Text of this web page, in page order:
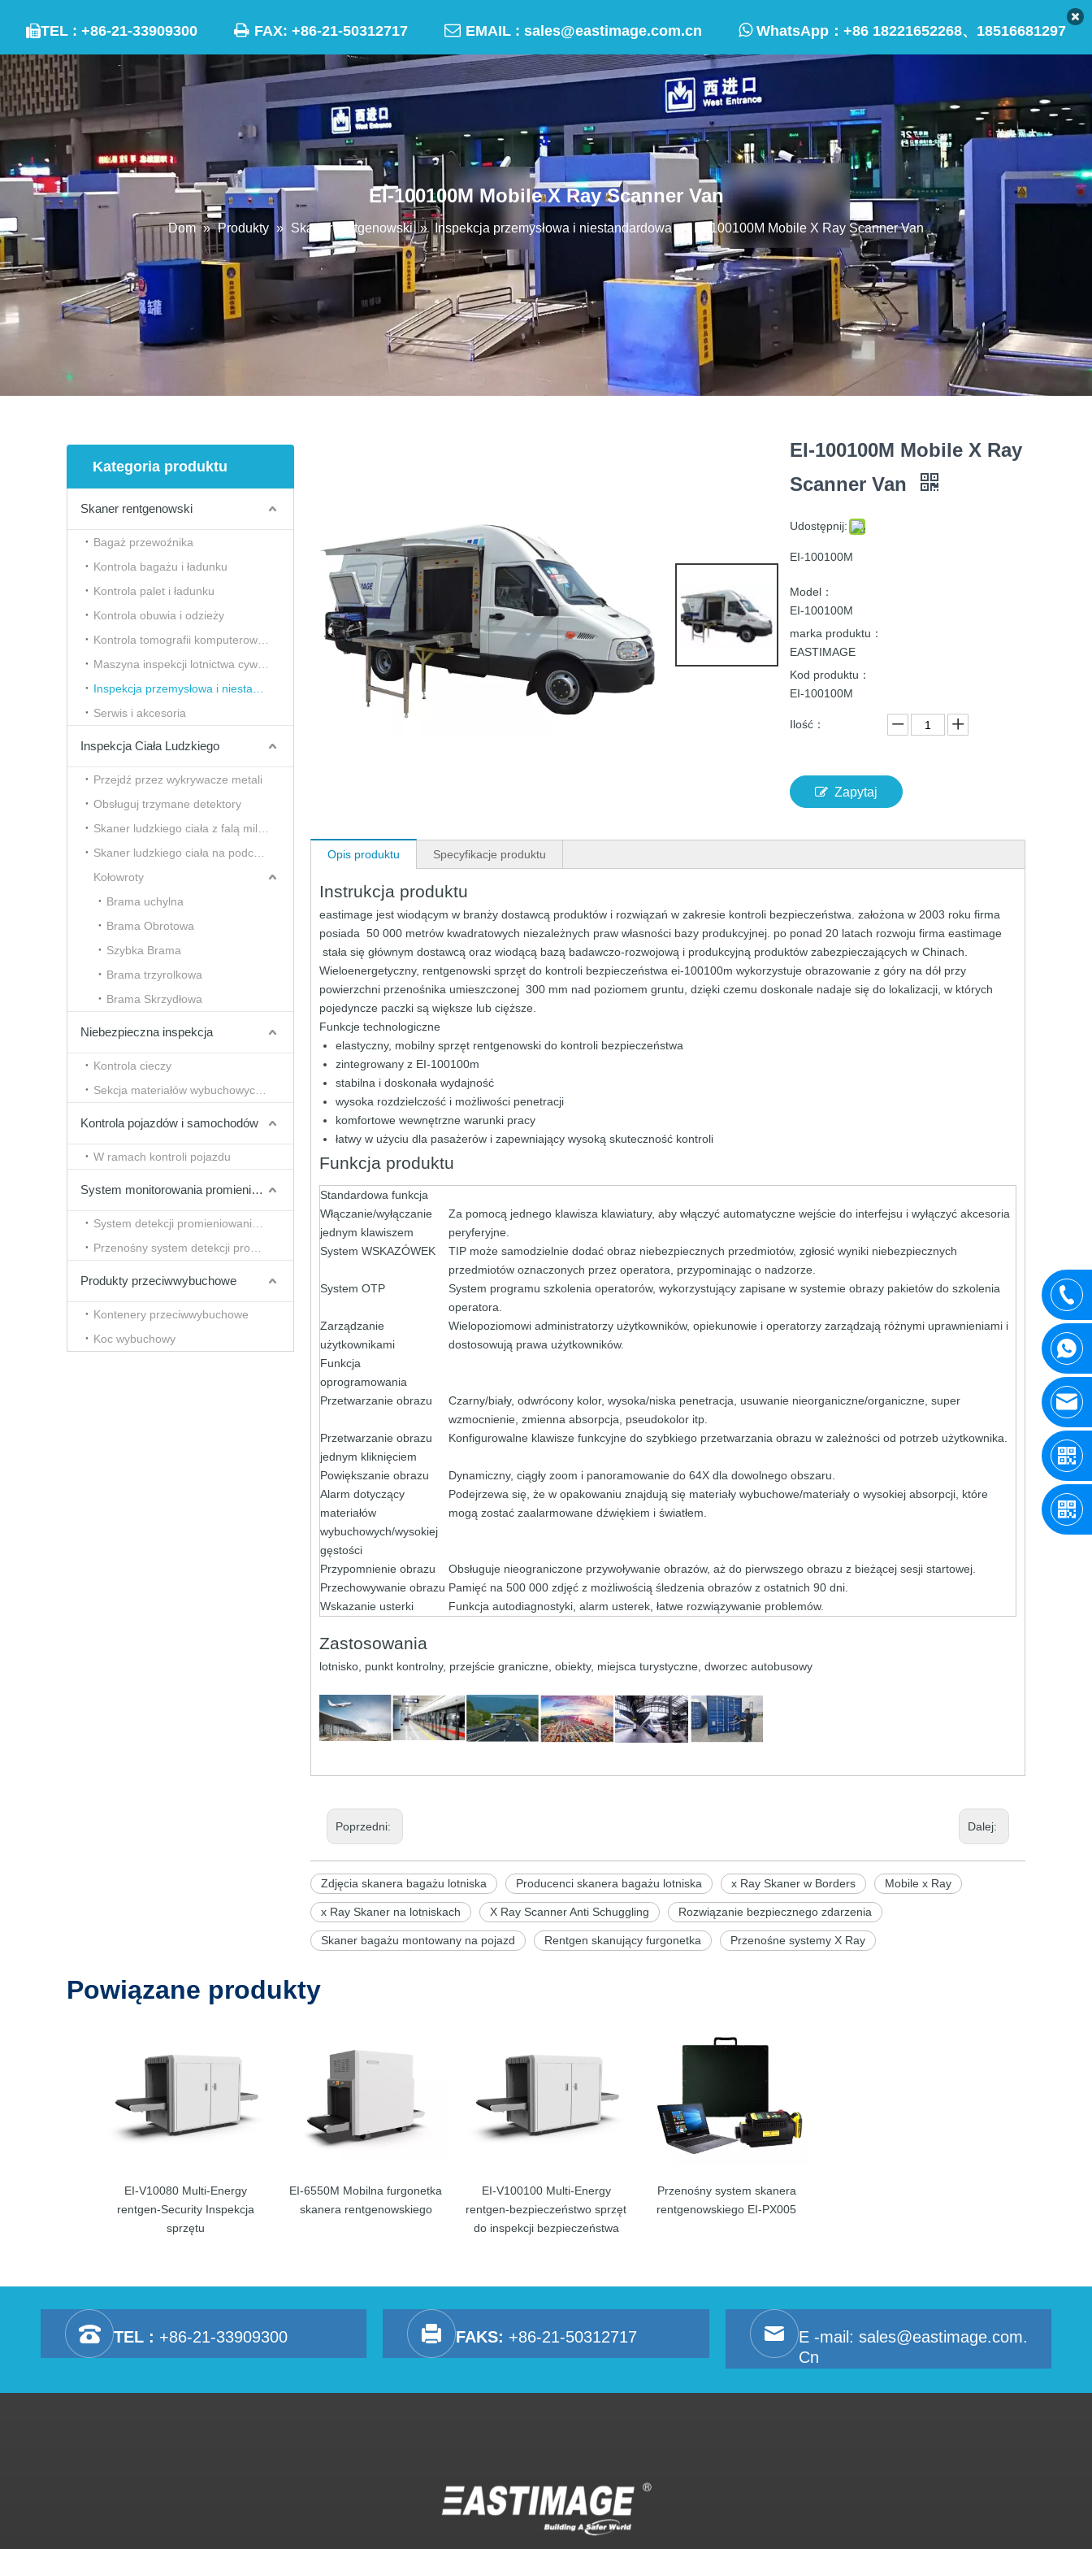
TEL : +86-21-33909300  FAX: +86-21-50312717  EMAIL : sales@eastimage.com.cn WhatsApp： +86 18221652268、18516681297
EI-100100M Mobile X Ray Scanner Van
Dom » Produkty » Skaner rentgenowski » Inspekcja przemysłowa i niestandardowa » EI-100100M Mobile X Ray Scanner Van
Kategoria produktu
Skaner rentgenowski
Bagaż przewoźnika
Kontrola bagażu i ładunku
Kontrola palet i ładunku
Kontrola obuwia i odzieży
Serwis i akcesoria
Inspekcja Ciała Ludzkiego
Przejdź przez wykrywacze metali
Obsługuj trzymane detektory
Kołowroty
Brama uchylna
Brama Obrotowa
Szybka Brama
Brama trzyrolkowa
Brama Skrzydłowa
Niebezpieczna inspekcja
Kontrola cieczy
Kontrola pojazdów i samochodów
W ramach kontroli pojazdu
System monitorowania promieniowania
Produkty przeciwwybuchowe
Kontenery przeciwwybuchowe
Koc wybuchowy
EI-100100M Mobile X Ray
Scanner Van
Udostępnij:
EI-100100M
Model：
EI-100100M
marka produktu：
EASTIMAGE
Kod produktu：
EI-100100M
Ilość：
Zapytaj
Opis produktu Specyfikacje produktu
Instrukcja produktu
eastimage jest wiodącym w branży dostawcą produktów i rozwiązań w zakresie kontroli bezpieczeństwa. założona w 2003 roku firma
posiada 50 000 metrów kwadratowych niezależnych praw własności bazy produkcyjnej. po ponad 20 latach rozwoju firma eastimage
stała się głównym dostawcą oraz wiodącą bazą badawczo-rozwojową i produkcyjną produktów zabezpieczających w Chinach.
Wieloenergetyczny, rentgenowski sprzęt do kontroli bezpieczeństwa ei-100100m wykorzystuje obrazowanie z góry na dół przy
powierzchni przenośnika umieszczonej 300 mm nad poziomem gruntu, dzięki czemu doskonale nadaje się do lokalizacji, w których
pojedyncze paczki są większe lub cięższe.
Funkcje technologiczne
elastyczny, mobilny sprzęt rentgenowski do kontroli bezpieczeństwa
zintegrowany z EI-100100m
stabilna i doskonała wydajność
wysoka rozdzielczość i możliwości penetracji
komfortowe wewnętrzne warunki pracy
łatwy w użyciu dla pasażerów i zapewniający wysoką skuteczność kontroli
Funkcja produktu
Standardowa funkcja
Włączanie/wyłączanie
jednym klawiszem
Za pomocą jednego klawisza klawiatury, aby włączyć automatyczne wejście do interfejsu i wyłączyć akcesoria
peryferyjne.
System WSKAZÓWEK
TIP może samodzielnie dodać obraz niebezpiecznych przedmiotów, zgłosić wyniki niebezpiecznych
przedmiotów oznaczonych przez operatora, przypominając o nadzorze.
System OTP
System programu szkolenia operatorów, wykorzystujący zapisane w systemie obrazy pakietów do szkolenia
operatora.
Zarządzanie
użytkownikami
Wielopoziomowi administratorzy użytkowników, opiekunowie i operatorzy zarządzają różnymi uprawnieniami i
dostosowują prawa użytkowników.
Funkcja
oprogramowania
Przetwarzanie obrazu
Czarny/biały, odwrócony kolor, wysoka/niska penetracja, usuwanie nieorganiczne/organiczne, super
wzmocnienie, zmienna absorpcja, pseudokolor itp.
Przetwarzanie obrazu
jednym kliknięciem
Konfigurowalne klawisze funkcyjne do szybkiego przetwarzania obrazu w zależności od potrzeb użytkownika.
Powiększanie obrazu
Dynamiczny, ciągły zoom i panoramowanie do 64X dla dowolnego obszaru.
Alarm dotyczący
materiałów
wybuchowych/wysokiej
gęstości
Podejrzewa się, że w opakowaniu znajdują się materiały wybuchowe/materiały o wysokiej absorpcji, które
mogą zostać zaalarmowane dźwiękiem i światłem.
Przypomnienie obrazu
Obsługuje nieograniczone przywoływanie obrazów, aż do pierwszego obrazu z bieżącej sesji startowej.
Przechowywanie obrazu Pamięć na 500 000 zdjęć z możliwością śledzenia obrazów z ostatnich 90 dni.
Wskazanie usterki
Funkcja autodiagnostyki, alarm usterek, łatwe rozwiązywanie problemów.
Zastosowania
lotnisko, punkt kontrolny, przejście graniczne, obiekty, miejsca turystyczne, dworzec autobusowy
Poprzedni: Dalej:
Zdjęcia skanera bagażu lotniska Producenci skanera bagażu lotniska x Ray Skaner w Borders Mobile x Ray
x Ray Skaner na lotniskach X Ray Scanner Anti Schuggling Rozwiązanie bezpiecznego zdarzenia
Skaner bagażu montowany na pojazd Rentgen skanujący furgonetka Przenośne systemy X Ray
Powiązane produkty
EI-V10080 Multi-Energy
rentgen-Security Inspekcja
sprzętu
EI-6550M Mobilna furgonetka
skanera rentgenowskiego
EI-V100100 Multi-Energy
rentgen-bezpieczeństwo sprzęt
do inspekcji bezpieczeństwa
Przenośny system skanera
rentgenowskiego EI-PX005
TEL : +86-21-33909300 FAKS: +86-21-50312717 E -mail: sales@eastimage.com.
Cn